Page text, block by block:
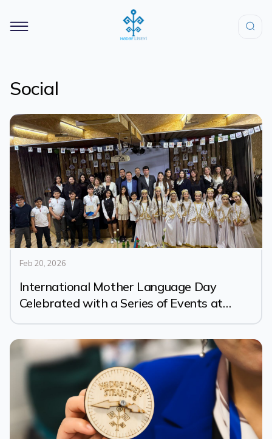
Social
Feb 20, 2026
International Mother Language Day
Celebrated with a Series of Events at
Hədəf Lyceums